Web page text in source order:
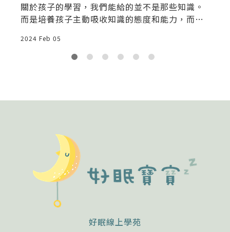
關於孩子的學習，我們能給的並不是那些知識。
而是培養孩子主動吸收知識的態度和能力，而這
2024 Feb 05
好眠線上學苑